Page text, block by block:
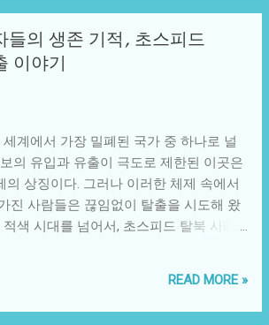
이 아니라 그 과정에서 사람들과 소통하
적, 문화적 가치를 환기시키는 계기가 되
소 매장 안에서 골라낸 소품들은 단순히
하여금 저렴한 쾌감을 느끼게 할 뿐만 아
했다. 특...
회를 하면서 새로운 정보와 지혜를 얻었
바다에서 올라온 친구로, 오랜 세월 동
악화되고 있는 이유를 설명했다. “인간들
많은 생물들이 고통받고 있지.” 리아는
픔에 잠겼지만, 동시에 행동해야겠다는
여행 중에 리아는 여러 해양 생물들을 만
녀는 한 젊은 물고기인 스프링을 만났는
변화에 대한 궁금증을 많이 가지고 있었
아가기로 했다. 스프링은 종종 바다의 비
자들이 새롭게 발견한 기술들에 대해 이
술들은 해양 오염을 줄이기 위해 개발된
들의 생존 기적, 초스피드
이야기
계에서 가장 밀폐된 국가 중 하나로 널
의 유입과 유출이 극도로 제한된 이곳은
의 상징이다. 그러나 이러한 체제 속에서
진 사람들은 끊임없이 탈출을 시도해 왔
색 시대를 넘어서, 초스피드 탈북 사례
이러한 특이한 사례에 대한 깊은 탐구를
자들의 삶을 조명해 볼 것이다. 우리 시대
READ MORE »